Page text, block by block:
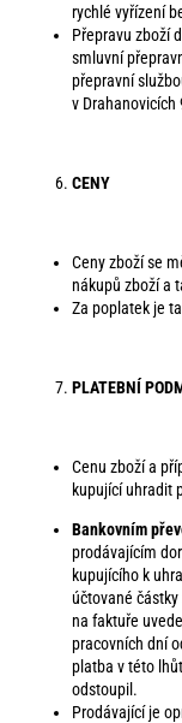
rychlé vyřízení
Přepravu zboží
smluvní
přepravní
v Drahanovicích
CENY
Ceny zboží se
nákupů zboží a
Za poplatek je
PLATEBNÍ
Cenu zboží a
kupující uhradit
Bankovním
prodávajícím
kupujícího k
účtované
na faktuře
pracovních dní
platba v této
odstoupil.
Prodávající je